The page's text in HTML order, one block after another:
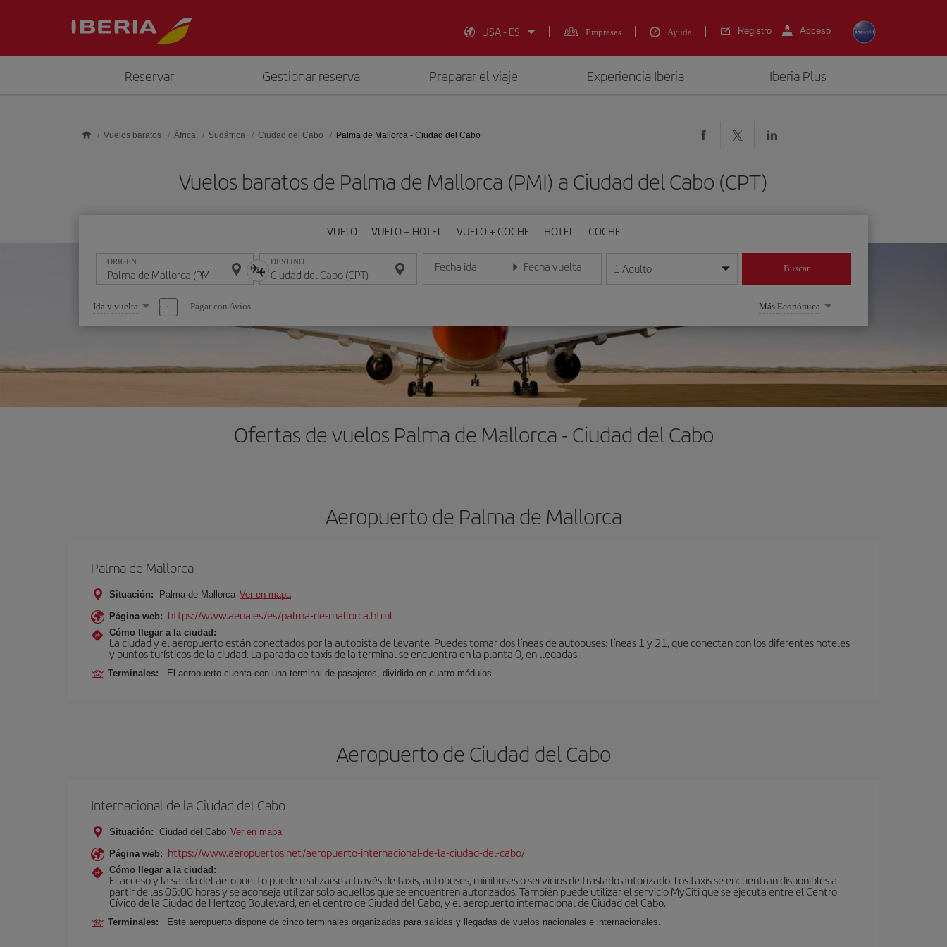
USA - ES
Empresas Ayuda Registro Acceso
Reservar Gestionar reserva Preparar el viaje Experiencia Iberia Iberia Plus
Vuelos baratos África Sudáfrica Ciudad del Cabo Palma de Mallorca - Ciudad del Cabo
Vuelos baratos de Palma de Mallorca (PMI) a Ciudad del Cabo (CPT)
VUELO VUELO + HOTEL VUELO + COCHE HOTEL COCHE
ORIGEN DESTINO Fecha ida
Introduce la fecha en formato día/mes/año
Fecha vuelta
Introduce la fecha en formato día/mes/año
1 Adulto Buscar
Seleccione
una
opción
Ida y vuelta Pagar con Avios Más Económica
Ofertas de vuelos Palma de Mallorca - Ciudad del Cabo
Aeropuerto de Palma de Mallorca
Palma de Mallorca
Situación: Palma de Mallorca Ver en mapa
Página web: https://www.aena.es/es/palma-de-mallorca.html
Cómo llegar a la ciudad:
La ciudad y el aeropuerto están conectados por la autopista de Levante. Puedes tomar dos líneas de autobuses: líneas 1 y 21, que conectan con los diferentes hoteles
y puntos turísticos de la ciudad. La parada de taxis de la terminal se encuentra en la planta 0, en llegadas.
Terminales: El aeropuerto cuenta con una terminal de pasajeros, dividida en cuatro módulos.
Aeropuerto de Ciudad del Cabo
Internacional de la Ciudad del Cabo
Situación: Ciudad del Cabo Ver en mapa
Página web: https://www.aeropuertos.net/aeropuerto-internacional-de-la-ciudad-del-cabo/
Cómo llegar a la ciudad:
El acceso y la salida del aeropuerto puede realizarse a través de taxis, autobuses, minibuses o servicios de traslado autorizado. Los taxis se encuentran disponibles a
partir de las 05:00 horas y se aconseja utilizar solo aquellos que se encuentren autorizados. También puede utilizar el servicio MyCiti que se ejecuta entre el Centro
Cívico de la Ciudad de Hertzog Boulevard, en el centro de Ciudad del Cabo, y el aeropuerto internacional de Ciudad del Cabo.
Terminales: Este aeropuerto dispone de cinco terminales organizadas para salidas y llegadas de vuelos nacionales e internacionales.